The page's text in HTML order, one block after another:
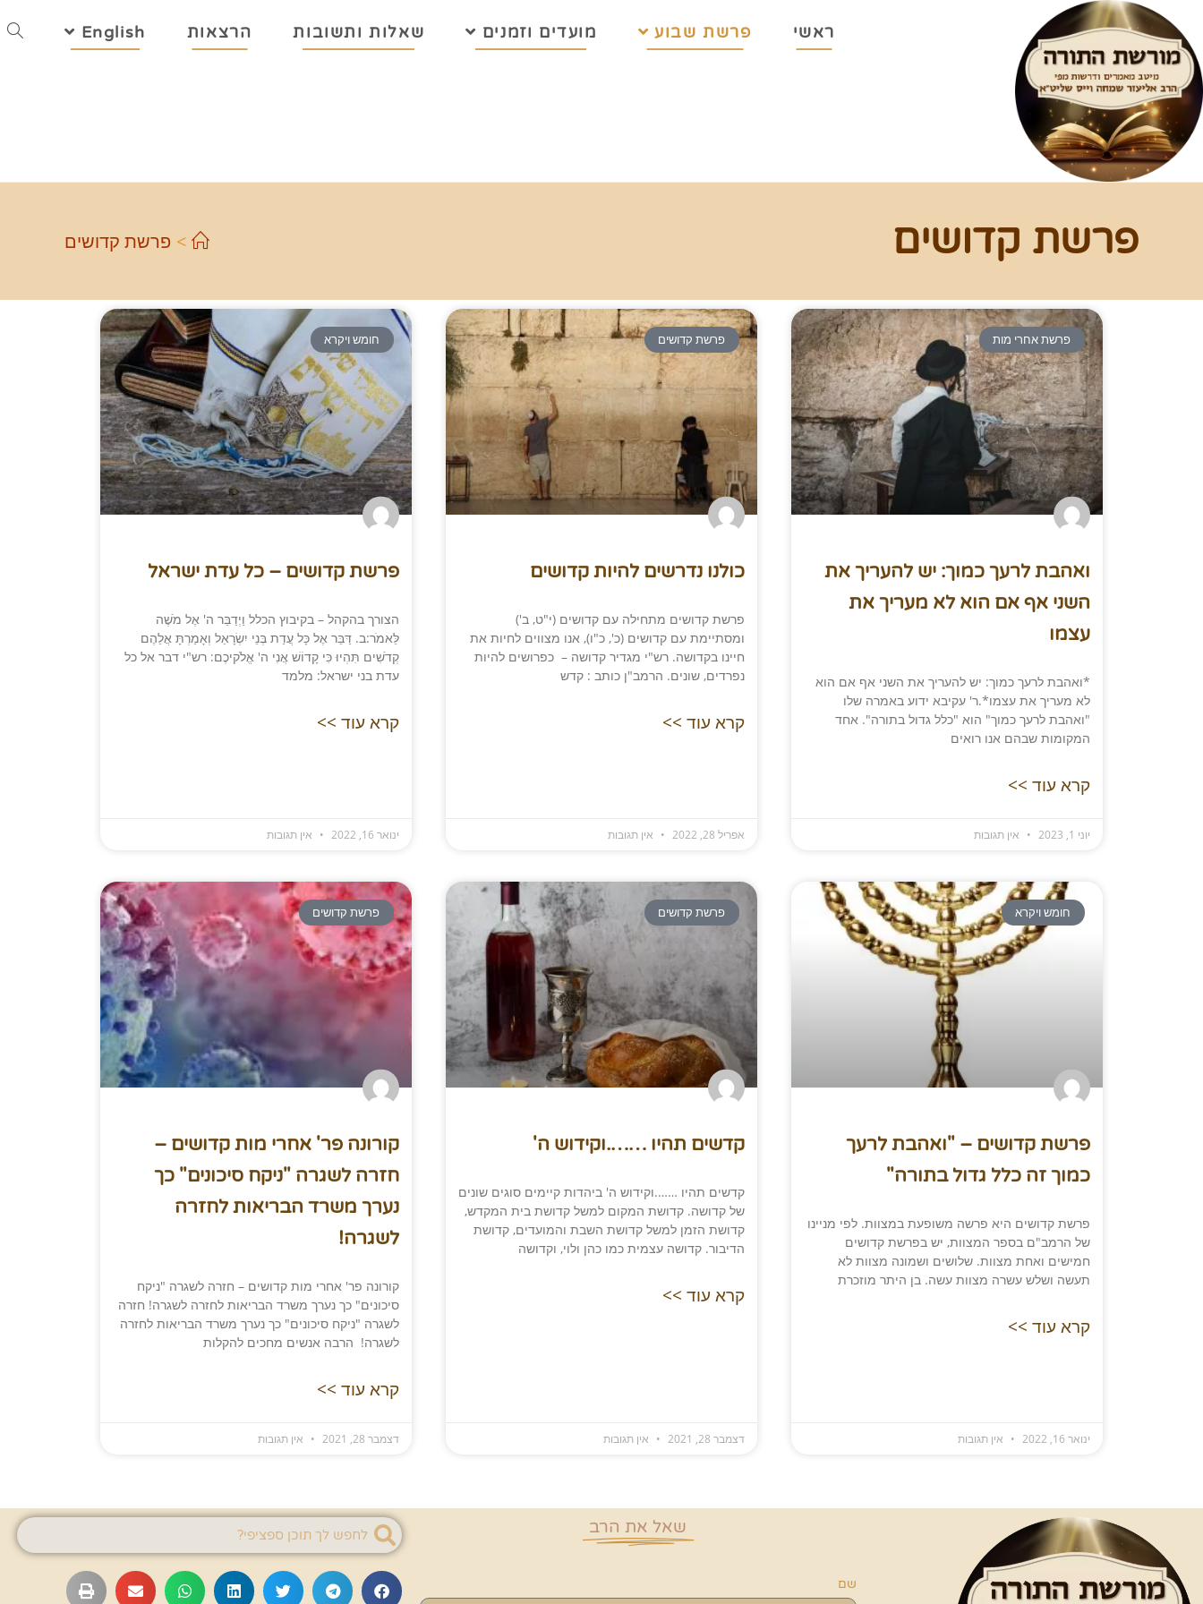
ראשי פרשת שבוע מועדים וזמנים שאלות ותשובות הרצאות English
פרשת קדושים > פרשת קדושים
פרשת אחרי מות
ואהבת לרעך כמוך: יש להעריך את
השני אף אם הוא לא מעריך את
עצמו
*ואהבת לרעך כמוך: יש להעריך את השני אף אם הוא
לא מעריך את עצמו*.ר' עקיבא ידוע באמרה שלו
"ואהבת לרעך כמוך" הוא "כלל גדול בתורה". אחד
המקומות שבהם אנו רואים
קרא עוד >>
יוני 1, 2023 אין תגובות
פרשת קדושים
כולנו נדרשים להיות קדושים
פרשת קדושים מתחילה עם קדושים (י"ט, ב')
ומסתיימת עם קדושים (כ', כ"ו), אנו מצווים לחיות את
חיינו בקדושה. רש"י מגדיר קדושה – כפרושים להיות
נפרדים, שונים. הרמב"ן כותב : קדש
קרא עוד >>
אפריל 28, 2022 אין תגובות
חומש ויקרא
פרשת קדושים – כל עדת ישראל
הצורך בהקהל – בקיבוץ הכלל וַיְדַבֵּר ה' אֶל מֹשֶׁה
לֵּאמֹר:ב. דַּבֵּר אֶל כָּל עֲדַת בְּנֵי יִשְׂרָאֵל וְאָמַרְתָּ אֲלֵהֶם
קְדֹשִׁים תִּהְיוּ כִּי קָדוֹשׁ אֲנִי ה' אֱלֹקיכֶם: רש"י דבר אל כל
עדת בני ישראל: מלמד
קרא עוד >>
ינואר 16, 2022 אין תגובות
חומש ויקרא
פרשת קדושים – "ואהבת לרעך
כמוך זה כלל גדול בתורה"
פרשת קדושים היא פרשה משופעת במצוות. לפי מניינו
של הרמב"ם בספר המצוות, יש בפרשת קדושים
חמישים ואחת מצוות. שלושים ושמונה מצוות לא
תעשה ושלש עשרה מצוות עשה. בן היתר מוזכרת
קרא עוד >>
ינואר 16, 2022 אין תגובות
פרשת קדושים
קדשים תהיו …….וקידוש ה'​
קדשים תהיו …….וקידוש ה' ביהדות קיימים סוגים שונים
של קדושה. קדושת המקום למשל קדושת בית המקדש,
קדושת הזמן למשל קדושת השבת והמועדים, קדושת
הדיבור. קדושה עצמית כמו כהן ולוי, וקדושה
קרא עוד >>
דצמבר 28, 2021 אין תגובות
פרשת קדושים
קורונה פר' אחרי מות קדושים –
חזרה לשגרה "ניקח סיכונים" כך
נערך משרד הבריאות לחזרה
לשגרה! ​
קורונה פר' אחרי מות קדושים – חזרה לשגרה "ניקח
סיכונים" כך נערך משרד הבריאות לחזרה לשגרה! חזרה
לשגרה "ניקח סיכונים" כך נערך משרד הבריאות לחזרה
לשגרה! הרבה אנשים מחכים להקלות
קרא עוד >>
דצמבר 28, 2021 אין תגובות
שאל את הרב
שם